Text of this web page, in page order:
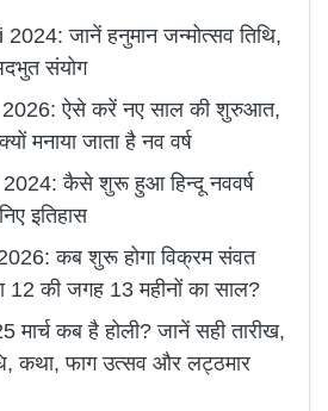
जानें हनुमान जन्मोत्सव तिथि,
संयोग
ऐसे करें नए साल की शुरुआत,
मनाया जाता है नव वर्ष
कैसे शुरू हुआ हिन्दू नववर्ष
इतिहास
कब शुरू होगा विक्रम संवत
12 की जगह 13 महीनों का साल?
कब है होली? जानें सही तारीख,
कथा, फाग उत्सव और लट्ठमार